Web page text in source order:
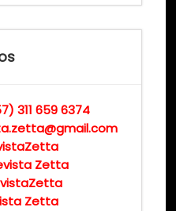
311 659 6374
Zetta
Zetta